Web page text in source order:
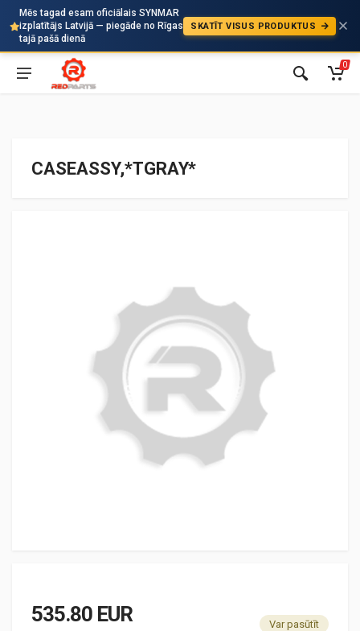
Mēs tagad esam oficiālais SYNMAR
izplatītājs Latvijā — piegāde no Rīgas
tajā pašā dienā
SKATĪT VISUS PRODUKTUS
Auto
0
CASEASSY,*TGRAY*
535.80 EUR Var pasūtīt